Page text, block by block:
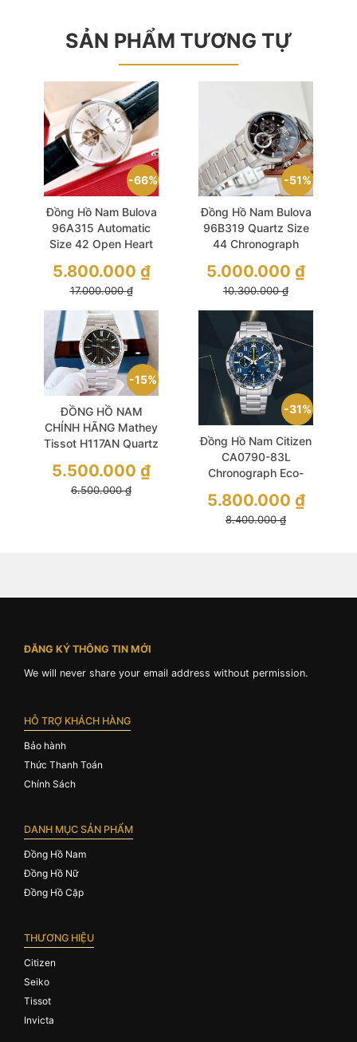
SẢN PHẨM TƯƠNG TỰ
66%
Đồng Hồ Nam Bulova
96A315 Automatic
Size 42 Open Heart
17.000.000₫
5.800.000 ₫
51%
Đồng Hồ Nam Bulova
96B319 Quartz Size
44 Chronograph
10.300.000₫
5.000.000 ₫
15%
ĐỒNG HỒ NAM
CHÍNH HÃNG Mathey
Tissot H117AN Quartz
Dial Sapphire Silver
Stainless Steel For
6.500.000₫
5.500.000 ₫
31%
Đồng Hồ Nam Citizen
CA0790-83L
Chronograph Eco-
Dial
8.400.000₫
5.800.000 ₫
ĐĂNG KÝ THÔNG TIN MỚI
We will never share your email address without permission.
HỖ TRỢ KHÁCH HÀNG
Bảo hành
Thức Thanh Toán
Chính Sách
DANH MỤC SẢN PHẨM
Đồng Hồ Nam
Đồng Hồ Nữ
Đồng Hồ Cặp
THƯƠNG HIỆU
Citizen
Seiko
Tissot
Invicta